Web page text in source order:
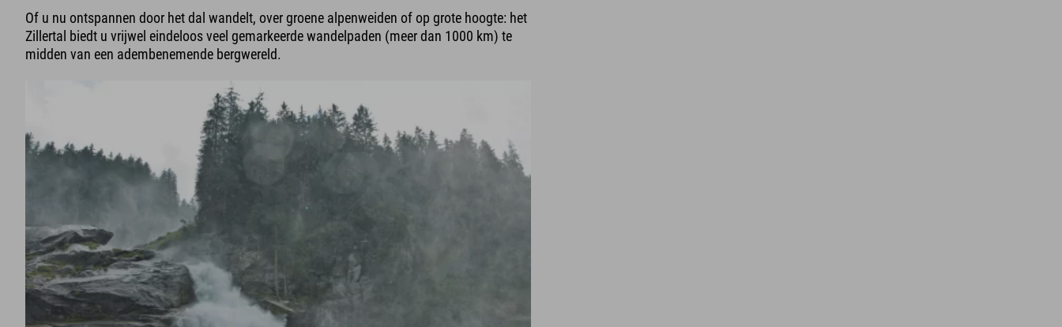
Of u nu ontspannen door het dal wandelt, over groene alpenweiden of op grote hoogte: het
Zillertal biedt u vrijwel eindeloos veel gemarkeerde wandelpaden (meer dan 1000 km) te
midden van een adembenemende bergwereld.